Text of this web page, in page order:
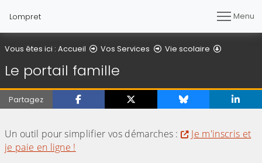
Lompret Menu
Vous êtes ici : Accueil Vos Services Vie scolaire
Le portail famille
Partagez
Un outil pour simplifier vos démarches :
Je m'inscris et
je paie en ligne !